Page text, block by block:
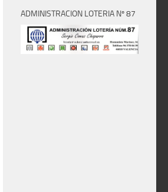
ADMINISTRACION LOTERIA Nº 87